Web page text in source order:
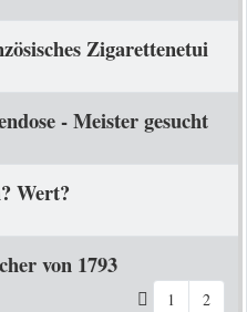
Zigarettenetui
- Meister gesucht
Wert?
von 1793
1 2